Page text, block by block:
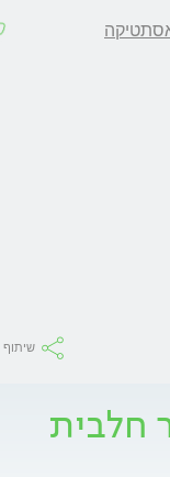
שיתוף
חלבית